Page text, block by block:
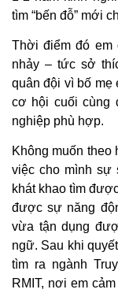
tìm “bến đỗ” mới
Thời điểm đó em
nhảy – tức sở
quân đội vì bố mẹ
cơ hội cuối cùng
nghiệp phù hợp.
Không muốn theo
việc cho mình sự
khát khao tìm
được sự năng
vừa tận dụng
ngữ. Sau khi
tìm ra ngành
RMIT, nơi em